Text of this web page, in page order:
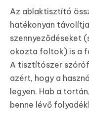
Az ablaktisztító
hatékonyan
szennyeződéseket
okozta foltok) is a
A tisztítószer
azért, hogy a
legyen. Hab a
benne lévő